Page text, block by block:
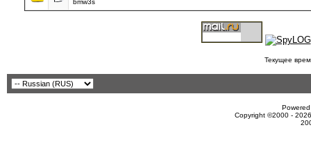
bmw3s
Текущее
Copyright ©2000 -